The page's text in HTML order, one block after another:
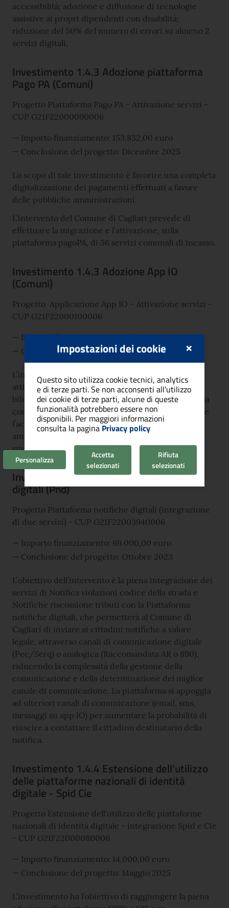
accessibilità; adozione e diffusione di tecnologie
assistive ai propri dipendenti con disabilità;
riduzione del 50% del numero di errori su almeno 2
servizi digitali.
Investimento 1.4.3 Adozione piattaforma
Pago PA (Comuni)
Progetto Piattaforma Pago PA - Attivazione servizi -
CUP G21F22000090006
Importo finanziamento: 153.832,00 euro
Conclusione del progetto: Dicembre 2025
Lo scopo di tale investimento è favorire una completa
digitalizzazione dei pagamenti effettuati a favore
delle pubbliche amministrazioni.
L’intervento del Comune di Cagliari prevede di
effettuare la migrazione e l’attivazione, sulla
piattaforma pagoPA, di 56 servizi comunali di incasso.
Investimento 1.4.3 Adozione App IO
(Comuni)
Progetto Applicazione App IO - Attivazione servizi -
CUP G21F22000100006
Importo finanziamento: 47.257,00 €
Conclusione del progetto: Dicembre 2025
L’investimento è finalizzato alla migrazione e
attivazione di 45 servizi (es.: elettorali, tributi,
biblioteche) al cittadino sull'App IO, una piattaforma
comune a tutto il territorio nazionale, che consente
l’accesso ai servizi e alle comunicazioni delle
amministrazioni direttamente dal proprio
smartphone.
Investimento 1.4.5 Piattaforma notifiche
digitali (Pnd)
Progetto Piattaforma notifiche digitali (integrazione
di due servizi) - CUP G21F22003940006
Importo finanziamento: 69.000,00 euro
Conclusione del progetto: Ottobre 2023
L’obiettivo dell’intervento è la piena integrazione dei
servizi di Notifica violazioni codice della strada e
Notifiche riscossione tributi con la Piattaforma
notifiche digitali, che permetterà al Comune di
Cagliari di inviare ai cittadini notifiche a valore
legale, attraverso canali di comunicazione digitale
(Pec/Serq) o analogica (Raccomandata AR o 890),
riducendo la complessità della gestione della
comunicazione e della determinazione del miglior
canale di comunicazione. La piattaforma si appoggia
ad ulteriori canali di comunicazione (email, sms,
messaggi su app IO) per aumentare la probabilità di
riuscire a contattare il cittadino destinatario della
notifica.
Investimento 1.4.4 Estensione dell'utilizzo
delle piattaforme nazionali di identità
digitale - Spid Cie
Progetto Estensione dell'utilizzo delle piattaforme
nazionali di identità digitale - integrazione Spid e Cie
- CUP G21F22000080006
Importo finanziamento: 14.000,00 euro
Conclusione del progetto: Maggio 2025
L’investimento ha l’obiettivo di raggiungere la piena
×
Impostazioni dei cookie
Questo sito utilizza cookie tecnici, analytics
e di terze parti. Se non acconsenti all'utilizzo
dei cookie di terze parti, alcune di queste
funzionalità potrebbero essere non
disponibili. Per maggiori informazioni
consulta la pagina Privacy policy
Personalizza
Accetta
selezionati
Rifiuta
selezionati